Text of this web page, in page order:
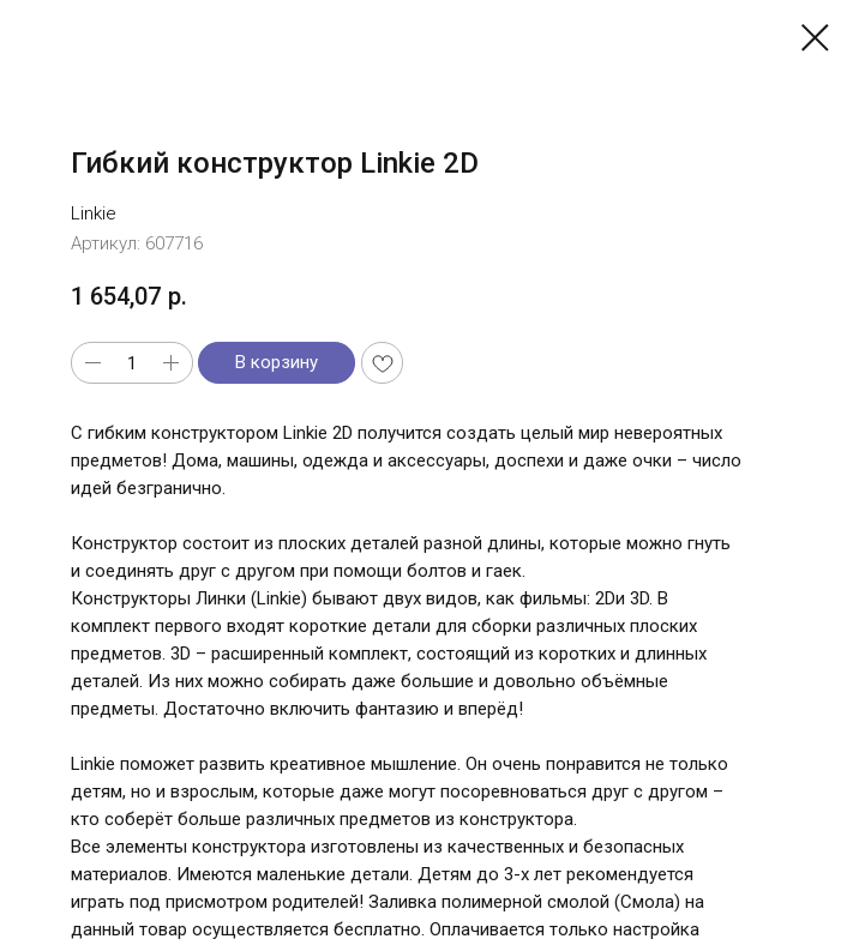
Гибкий конструктор Linkie 2D
Linkie
Артикул: 607716
1 654,07 р.
В корзину
С гибким конструктором Linkie 2D получится создать целый мир невероятных
предметов! Дома, машины, одежда и аксессуары, доспехи и даже очки – число
идей безгранично.
Конструктор состоит из плоских деталей разной длины, которые можно гнуть
и соединять друг с другом при помощи болтов и гаек.
Конструкторы Линки (Linkie) бывают двух видов, как фильмы: 2Dи 3D. В
комплект первого входят короткие детали для сборки различных плоских
предметов. 3D – расширенный комплект, состоящий из коротких и длинных
деталей. Из них можно собирать даже большие и довольно объёмные
предметы. Достаточно включить фантазию и вперёд!
Linkie поможет развить креативное мышление. Он очень понравится не только
детям, но и взрослым, которые даже могут посоревноваться друг с другом –
кто соберёт больше различных предметов из конструктора.
Все элементы конструктора изготовлены из качественных и безопасных
материалов. Имеются маленькие детали. Детям до 3-х лет рекомендуется
играть под присмотром родителей! Заливка полимерной смолой (Смола) на
данный товар осуществляется бесплатно. Оплачивается только настройка